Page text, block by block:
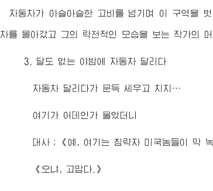
자동차가 아슬아슬한 고비를 넘기며 이 구역을
차를 몰아갔고 그의 락천적인 모습을 보는 작가의
3. 달도 없는 야밤에 자동차 달리다
자동차 달리다가 문득 세우고 치치…
여기가 어데인가 물었더니
대사；《예, 여기는 침략자 미국놈들이 막
《오냐, 고맙다.》